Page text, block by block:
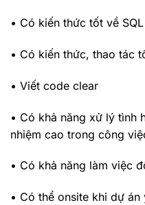
• Có kiến thức tốt về SQL
• Có kiến thức, thao tác
• Viết code clear
• Có khả năng xử lý tình
nhiệm cao trong công
• Có khả năng làm việc
• Có thể onsite khi dự án